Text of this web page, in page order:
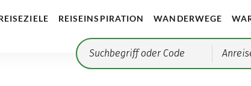
REISEINSPIRATION WANDERWEGE